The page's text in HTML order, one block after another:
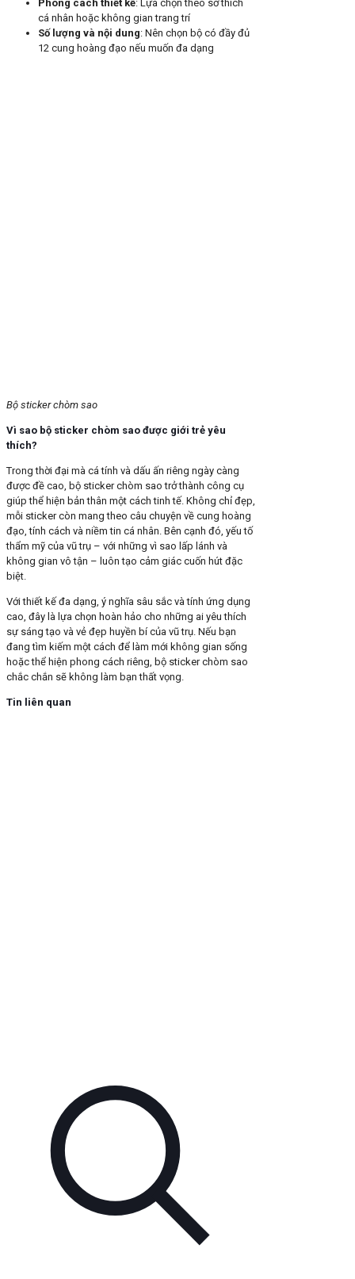
Phong cách thiết kế: Lựa chọn theo sở thích
cá nhân hoặc không gian trang trí
Số lượng và nội dung: Nên chọn bộ có đầy đủ
12 cung hoàng đạo nếu muốn đa dạng
Bộ sticker chòm sao
Vì sao bộ sticker chòm sao được giới trẻ yêu
thích?
Trong thời đại mà cá tính và dấu ấn riêng ngày càng
được đề cao, bộ sticker chòm sao trở thành công cụ
giúp thể hiện bản thân một cách tinh tế. Không chỉ đẹp,
mỗi sticker còn mang theo câu chuyện về cung hoàng
đạo, tính cách và niềm tin cá nhân. Bên cạnh đó, yếu tố
thẩm mỹ của vũ trụ – với những vì sao lấp lánh và
không gian vô tận – luôn tạo cảm giác cuốn hút đặc
biệt.
Với thiết kế đa dạng, ý nghĩa sâu sắc và tính ứng dụng
cao, đây là lựa chọn hoàn hảo cho những ai yêu thích
sự sáng tạo và vẻ đẹp huyền bí của vũ trụ. Nếu bạn
đang tìm kiếm một cách để làm mới không gian sống
hoặc thể hiện phong cách riêng, bộ sticker chòm sao
chắc chắn sẽ không làm bạn thất vọng.
Tin liên quan